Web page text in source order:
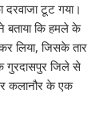
दरवाजा टूट गया।
बताया कि हमले के
लिया, जिसके तार
गुरदासपुर जिले से
कलानौर के एक